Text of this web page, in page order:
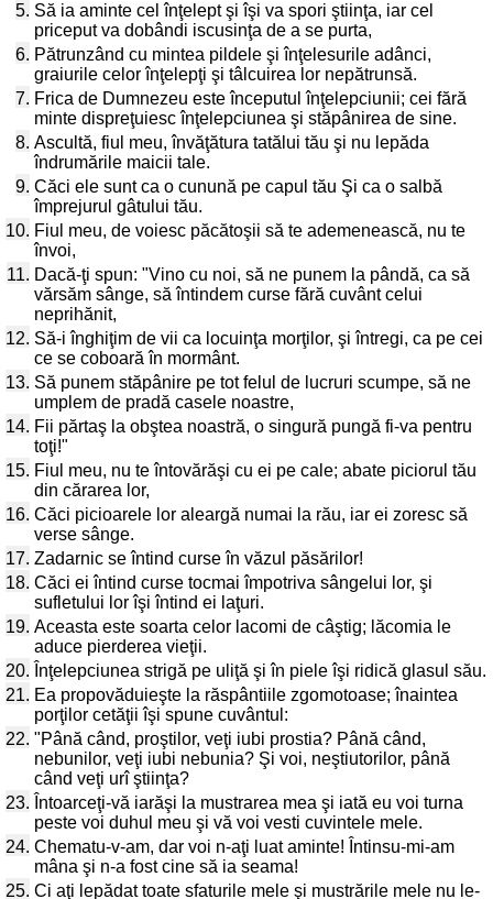
5. Să ia aminte cel înţelept şi îşi va spori ştiinţa, iar cel
priceput va dobândi iscusinţa de a se purta,
6. Pătrunzând cu mintea pildele şi înţelesurile adânci,
graiurile celor înţelepţi şi tâlcuirea lor nepătrunsă.
7. Frica de Dumnezeu este începutul înţelepciunii; cei fără
minte dispreţuiesc înţelepciunea şi stăpânirea de sine.
8. Ascultă, fiul meu, învăţătura tatălui tău şi nu lepăda
îndrumările maicii tale.
9. Căci ele sunt ca o cunună pe capul tău Şi ca o salbă
împrejurul gâtului tău.
10. Fiul meu, de voiesc păcătoşii să te ademenească, nu te
învoi,
11. Dacă-ţi spun: "Vino cu noi, să ne punem la pândă, ca să
vărsăm sânge, să întindem curse fără cuvânt celui
neprihănit,
12. Să-i înghiţim de vii ca locuinţa morţilor, şi întregi, ca pe cei
ce se coboară în mormânt.
13. Să punem stăpânire pe tot felul de lucruri scumpe, să ne
umplem de pradă casele noastre,
14. Fii părtaş la obştea noastră, o singură pungă fi-va pentru
toţi!"
15. Fiul meu, nu te întovărăşi cu ei pe cale; abate piciorul tău
din cărarea lor,
16. Căci picioarele lor aleargă numai la rău, iar ei zoresc să
verse sânge.
17. Zadarnic se întind curse în văzul păsărilor!
18. Căci ei întind curse tocmai împotriva sângelui lor, şi
sufletului lor îşi întind ei laţuri.
19. Aceasta este soarta celor lacomi de câştig; lăcomia le
aduce pierderea vieţii.
20. Înţelepciunea strigă pe uliţă şi în piele îşi ridică glasul său.
21. Ea propovăduieşte la răspântiile zgomotoase; înaintea
porţilor cetăţii îşi spune cuvântul:
22. "Până când, proştilor, veţi iubi prostia? Până când,
nebunilor, veţi iubi nebunia? Şi voi, neştiutorilor, până
când veţi urî ştiinţa?
23. Întoarceţi-vă iarăşi la mustrarea mea şi iată eu voi turna
peste voi duhul meu şi vă voi vesti cuvintele mele.
24. Chematu-v-am, dar voi n-aţi luat aminte! Întinsu-mi-am
mâna şi n-a fost cine să ia seama!
25. Ci aţi lepădat toate sfaturile mele şi mustrările mele nu le-